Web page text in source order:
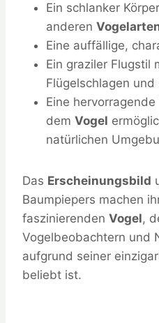
Ein schlanker
anderen
Eine auffällige,
Ein graziler Flugstil
Flügelschlagen und
Eine
dem Vogel
natürlichen
Das Erscheinungsbild
Baumpiepers machen
faszinierenden Vogel,
Vogelbeobachtern und
aufgrund seiner
beliebt ist.